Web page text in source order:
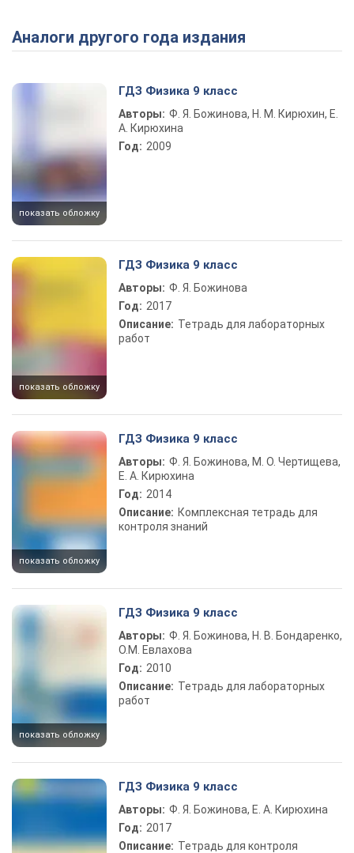
Play Video
Аналоги другого года издания
показать обложку
ГДЗ Физика 9 класс
Авторы: Ф. Я. Божинова, Н. М. Кирюхин, Е.
А. Кирюхина
Год: 2009
показать обложку
ГДЗ Физика 9 класс
Авторы: Ф. Я. Божинова
Год: 2017
Описание: Тетрадь для лабораторных
работ
показать обложку
ГДЗ Физика 9 класс
Авторы: Ф. Я. Божинова, М. О. Чертищева,
Е. А. Кирюхина
Год: 2014
Описание: Комплексная тетрадь для
контроля знаний
показать обложку
ГДЗ Физика 9 класс
Авторы: Ф. Я. Божинова, Н. В. Бондаренко,
О.М. Евлахова
Год: 2010
Описание: Тетрадь для лабораторных
работ
ГДЗ Физика 9 класс
Авторы: Ф. Я. Божинова, Е. А. Кирюхина
Год: 2017
Описание: Тетрадь для контроля